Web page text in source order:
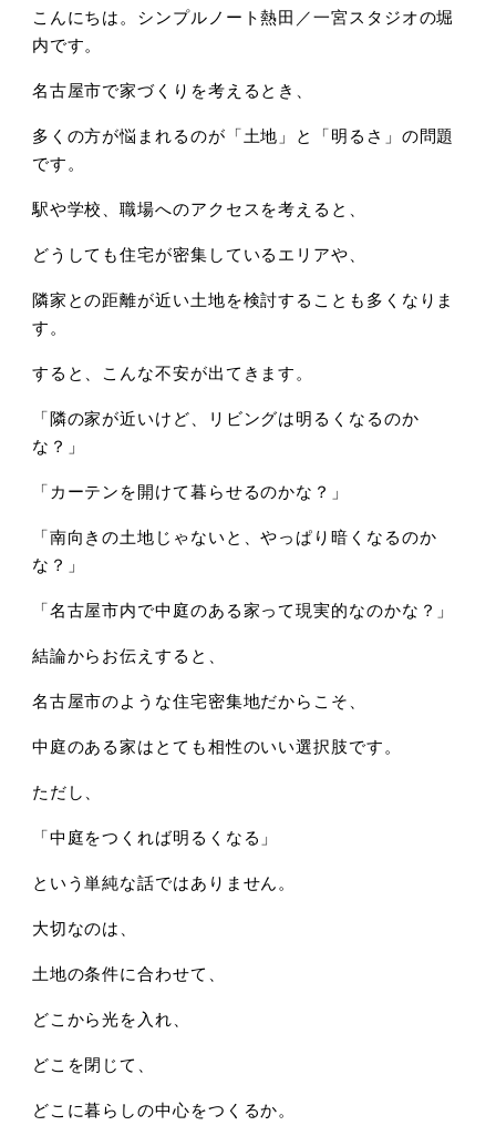
こんにちは。 シンプルノート熱田／一宮スタジオの堀
内です。
名古屋市で家づくりを考えるとき、
多くの方が悩まれるのが「土地」と「明るさ」の問題
です。
駅や学校、職場へのアクセスを考えると、
どうしても住宅が密集しているエリアや、
隣家との距離が近い土地を検討することも多くなりま
す。
すると、こんな不安が出てきます。
「隣の家が近いけど、リビングは明るくなるのか
な？」
「カーテンを開けて暮らせるのかな？」
「南向きの土地じゃないと、やっぱり暗くなるのか
な？」
「名古屋市内で中庭のある家って現実的なのかな？」
結論からお伝えすると、
名古屋市のような住宅密集地だからこそ、
中庭のある家はとても相性のいい選択肢です。
ただし、
「中庭をつくれば明るくなる」
という単純な話ではありません。
大切なのは、
土地の条件に合わせて、
どこから光を入れ、
どこを閉じて、
どこに暮らしの中心をつくるか。